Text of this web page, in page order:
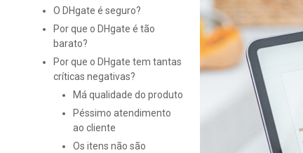
O DHgate é seguro?
Por que o DHgate é tão
barato?
Por que o DHgate tem tantas
críticas negativas?
Má qualidade do produto
Péssimo atendimento
ao cliente
Os itens não são